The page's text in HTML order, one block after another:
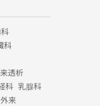
科
透析
科 乳腺科
来